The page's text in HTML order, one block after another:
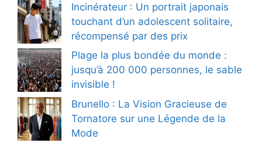
Incinérateur : Un portrait japonais
touchant d’un adolescent solitaire,
récompensé par des prix
Plage la plus bondée du monde :
jusqu’à 200 000 personnes, le sable
invisible !
Brunello : La Vision Gracieuse de
Tornatore sur une Légende de la
Mode